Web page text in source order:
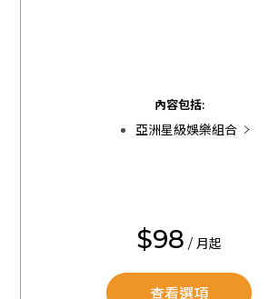
內容包括:
亞洲星級娛樂組合
$98 / 月起
查看選項